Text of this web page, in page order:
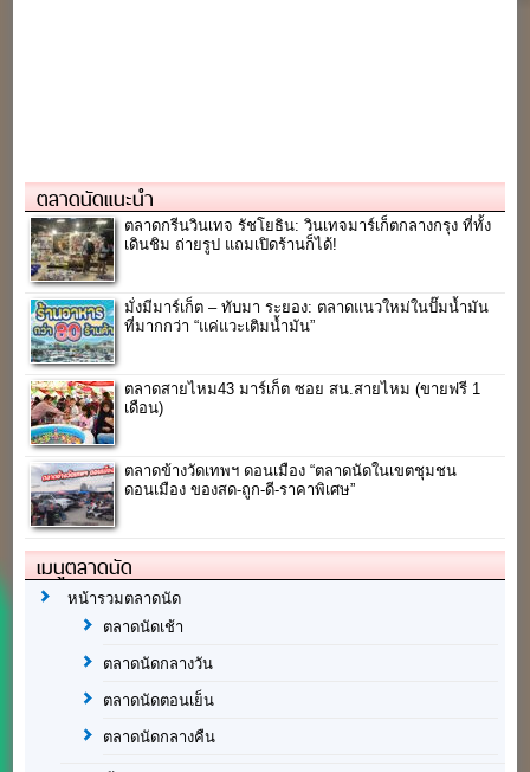
ตลาดนัดแนะนำ
ตลาดกรีนวินเทจ รัชโยธิน: วินเทจมาร์เก็ตกลางกรุง ที่ทั้ง
เดินชิม ถ่ายรูป แถมเปิดร้านก็ได้!
มั่งมีมาร์เก็ต – ทับมา ระยอง: ตลาดแนวใหม่ในปั๊มน้ำมัน
ที่มากกว่า “แค่แวะเติมน้ำมัน”
ตลาดสายไหม43 มาร์เก็ต ซอย สน.สายไหม (ขายฟรี 1
เดือน)
ตลาดข้างวัดเทพฯ ดอนเมือง “ตลาดนัดในเขตชุมชน
ดอนเมือง ของสด-ถูก-ดี-ราคาพิเศษ”
เมนูตลาดนัด
หน้ารวมตลาดนัด
ตลาดนัดเช้า
ตลาดนัดกลางวัน
ตลาดนัดตอนเย็น
ตลาดนัดกลางคืน